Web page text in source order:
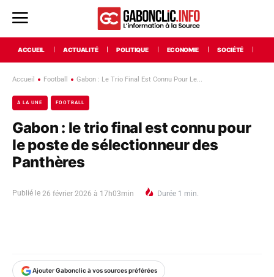
ACCUEIL ACTUALITÉ POLITIQUE ECONOMIE SOCIÉTÉ
Accueil Football Gabon : Le Trio Final Est Connu Pour Le...
A LA UNE FOOTBALL
Gabon : le trio final est connu pour
le poste de sélectionneur des
Panthères
Publié le 26 février 2026 à 17h03min Durée 1 min.
Ajouter Gabonclic à vos sources préférées